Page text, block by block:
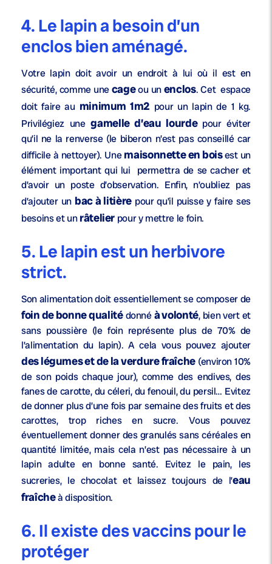
4. Le lapin a besoin d’un
enclos bien aménagé.
Votre lapin doit avoir un endroit à lui où il est en
sécurité, comme unecageou unenclos. Cet espace
doit faire au minimum 1m2 pour un lapin de 1 kg.
Privilégiez unegamelle d’eau lourde pour éviter
qu’il ne la renverse (le biberon n’est pas conseillé car
difficile à nettoyer). Unemaisonnette en boisest un
élément important qui lui permettra de se cacher et
d’avoir un poste d’observation. Enfin, n’oubliez pas
d’ajouter un bac à litièrepour qu’il puisse y faire ses
besoins et unrâtelier pour y mettre le foin.
5. Le lapin est un herbivore
strict.
Son alimentation doit essentiellement se composer de
foin de bonne qualitédonnéà volonté, bien vert et
sans poussière (le foin représente plus de 70% de
l’alimentation du lapin). A cela vous pouvez ajouter
des légumes et de la verdure fraîche (environ 10%
de son poids chaque jour), comme des endives, des
fanes de carotte, du céleri, du fenouil, du persil… Evitez
de donner plus d’une fois par semaine des fruits et des
carottes, trop riches en sucre. Vous pouvez
éventuellement donner des granulés sans céréales en
quantité limitée, mais cela n’est pas nécessaire à un
lapin adulte en bonne santé. Evitez le pain, les
sucreries, le chocolat et laissez toujours de l’eau
fraîcheà disposition.
6. Il existe des vaccins pour le
protéger